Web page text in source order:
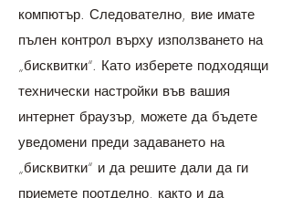
компютър. Следователно, вие имате
пълен контрол върху използването на
„бисквитки“. Като изберете подходящи
технически настройки във вашия
интернет браузър, можете да бъдете
уведомени преди задаването на
„бисквитки“ и да решите дали да ги
приемете поотделно, както и да